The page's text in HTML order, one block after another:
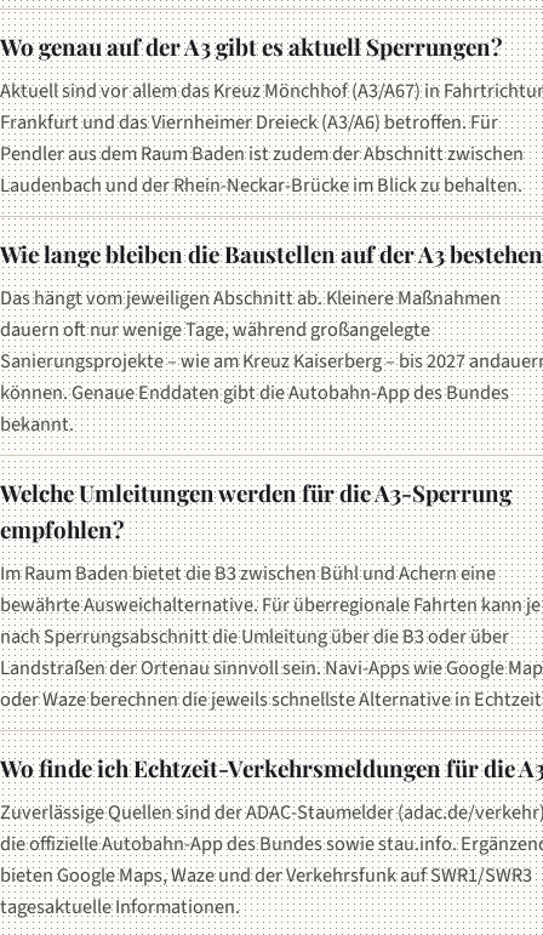
Wo genau auf der A3 gibt es aktuell Sperrungen?
Aktuell sind vor allem das Kreuz Mönchhof (A3/A67) in
Frankfurt und das Viernheimer Dreieck (A3/A6) betroffen. Für
Pendler aus dem Raum Baden ist zudem der Abschnitt zwischen
Laudenbach und der Rhein-Neckar-Brücke im Blick zu behalten.
Wie lange bleiben die Baustellen auf der A3
Das hängt vom jeweiligen Abschnitt ab. Kleinere Maßnahmen
dauern oft nur wenige Tage, während großangelegte
Sanierungsprojekte – wie am Kreuz Kaiserberg – bis 2027
können. Genaue Enddaten gibt die Autobahn-App des Bundes
bekannt.
Welche Umleitungen werden für die A3-Sperrung
empfohlen?
Im Raum Baden bietet die B3 zwischen Bühl und Achern eine
bewährte Ausweichalternative. Für überregionale Fahrten kann je
nach Sperrungsabschnitt die Umleitung über die B3 oder über
Landstraßen der Ortenau sinnvoll sein. Navi-Apps wie Google
oder Waze berechnen die jeweils schnellste Alternative in
Wo finde ich Echtzeit-Verkehrsmeldungen für die
Zuverlässige Quellen sind der ADAC-Staumelder (adac.de/
die offizielle Autobahn-App des Bundes sowie stau.info.
bieten Google Maps, Waze und der Verkehrsfunk auf SWR1/SWR3
tagesaktuelle Informationen.